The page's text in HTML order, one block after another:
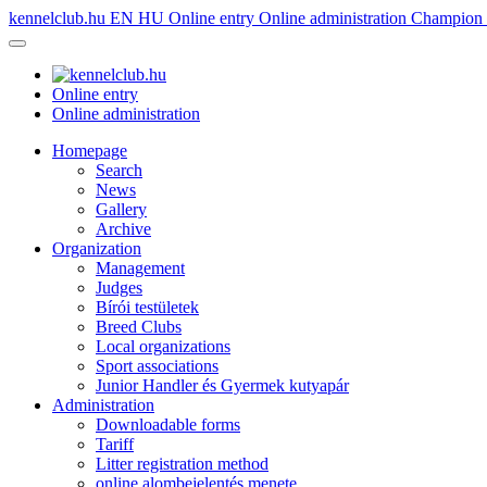
kennelclub.hu EN HU Online entry Online administration Champion
Online entry
Online administration
Homepage
Search
News
Gallery
Archive
Organization
Management
Judges
Bírói testületek
Breed Clubs
Local organizations
Sport associations
Junior Handler és Gyermek kutyapár
Administration
Downloadable forms
Tariff
Litter registration method
online alombejelentés menete